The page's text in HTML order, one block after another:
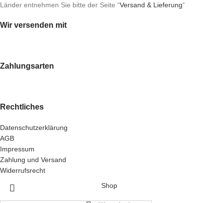
Länder entnehmen Sie bitte der Seite “Versand & Lieferung“
Wir versenden mit
Zahlungsarten
Rechtliches
Datenschutzerklärung
AGB
Impressum
Zahlung und Versand
Widerrufsrecht
Shop